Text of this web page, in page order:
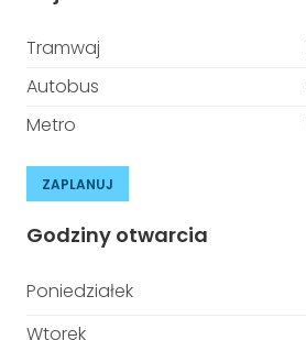
Tramwaj
Autobus
Metro
ZAPLANUJ
Godziny otwarcia
Poniedziałek
Wtorek